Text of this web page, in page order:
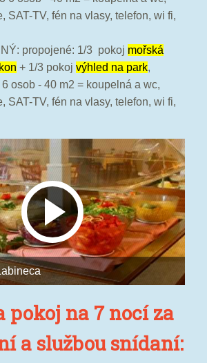
SAT-TV, fén na vlasy, telefon, wi fi,
propojené: 1/3 pokoj mořská
+ 1/3 pokoj výhled na park,
6 osob - 40 m2 = koupelná a wc,
SAT-TV, fén na vlasy, telefon, wi fi,
pokoj na 7 nocí za
a službou snídaní: